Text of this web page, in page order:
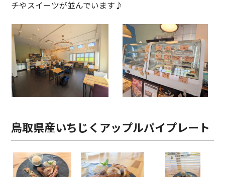
チやスイーツが並んでいます♪
鳥取県産いちじくアップルパイプレート